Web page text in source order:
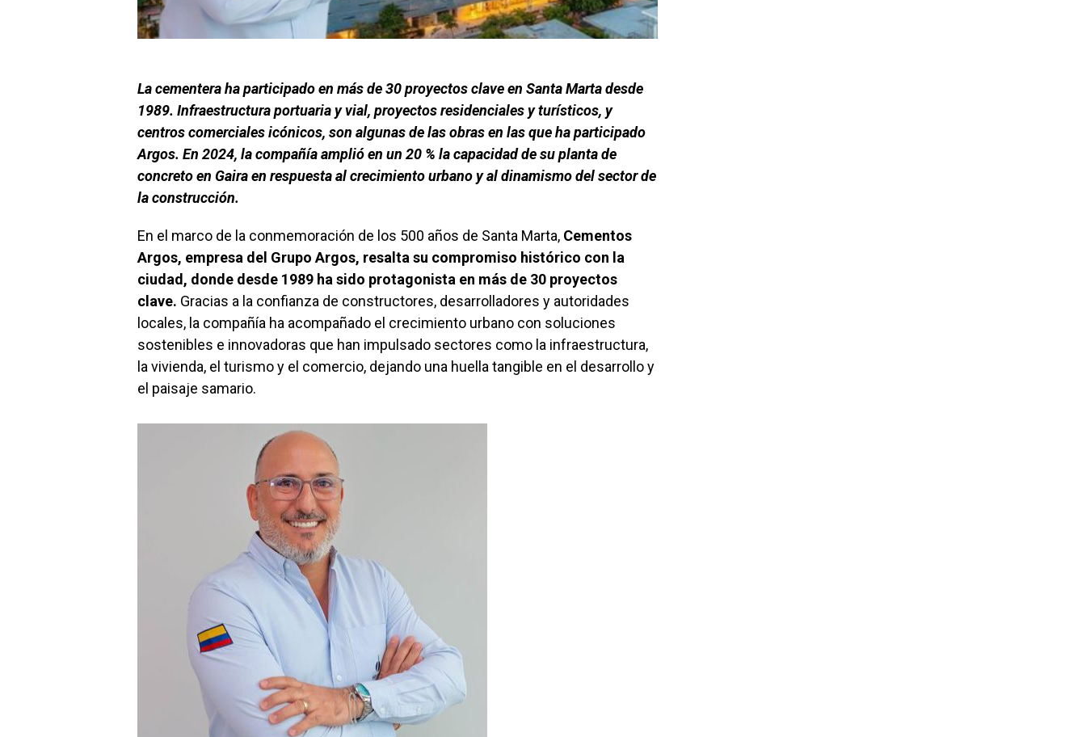
La cementera ha participado en más de 30 proyectos clave en Santa Marta desde
1989. Infraestructura portuaria y vial, proyectos residenciales y turísticos, y
centros comerciales icónicos, son algunas de las obras en las que ha participado
Argos. En 2024, la compañía amplió en un 20 % la capacidad de su planta de
concreto en Gaira en respuesta al crecimiento urbano y al dinamismo del sector de
la construcción.
En el marco de la conmemoración de los 500 años de Santa Marta, Cementos
Argos, empresa del Grupo Argos, resalta su compromiso histórico con la
ciudad, donde desde 1989 ha sido protagonista en más de 30 proyectos
clave. Gracias a la confianza de constructores, desarrolladores y autoridades
locales, la compañía ha acompañado el crecimiento urbano con soluciones
sostenibles e innovadoras que han impulsado sectores como la infraestructura,
la vivienda, el turismo y el comercio, dejando una huella tangible en el desarrollo y
el paisaje samario.